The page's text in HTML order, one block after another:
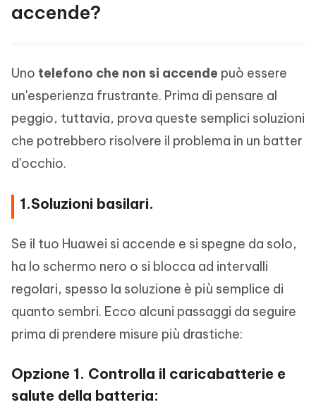
accende?
Uno telefono che non si accende può essere
un'esperienza frustrante. Prima di pensare al
peggio, tuttavia, prova queste semplici soluzioni
che potrebbero risolvere il problema in un batter
d'occhio.
1.Soluzioni basilari.
Se il tuo Huawei si accende e si spegne da solo,
ha lo schermo nero o si blocca ad intervalli
regolari, spesso la soluzione è più semplice di
quanto sembri. Ecco alcuni passaggi da seguire
prima di prendere misure più drastiche:
Opzione 1. Controlla il caricabatterie e
salute della batteria: